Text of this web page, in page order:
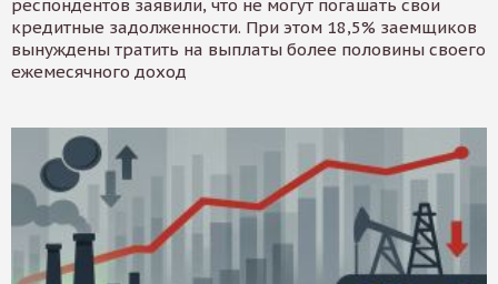
респондентов заявили, что не могут погашать свои
кредитные задолженности. При этом 18,5% заемщиков
вынуждены тратить на выплаты более половины своего
ежемесячного доход